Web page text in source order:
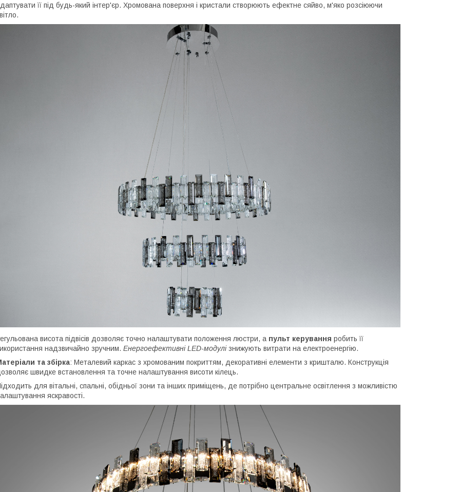
її під будь-який інтер'єр. Хромована поверхня і кристали створюють ефектне сяйво, м'яко розсіюючи
висота підвісів дозволяє точно налаштувати положення люстри, а пульт керування робить її
надзвичайно зручним. Енергоефективні LED-модулізнижують витрати на електроенергію.
та збірка: Металевий каркас з хромованим покриттям, декоративні елементи з кришталю. Конструкція
швидке встановлення та точне налаштування висоти кілець.
для вітальні, спальні, обідньої зони та інших приміщень, де потрібно центральне освітлення з можливістю
яскравості.